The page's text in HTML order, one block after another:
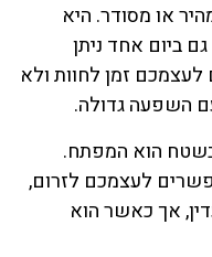
או מסודר. היא
ביום אחד ניתן
זמן לחוות ולא
השפעה גדולה.
בשטח הוא המפתח.
לעצמכם לזרום,
אך כאשר הוא